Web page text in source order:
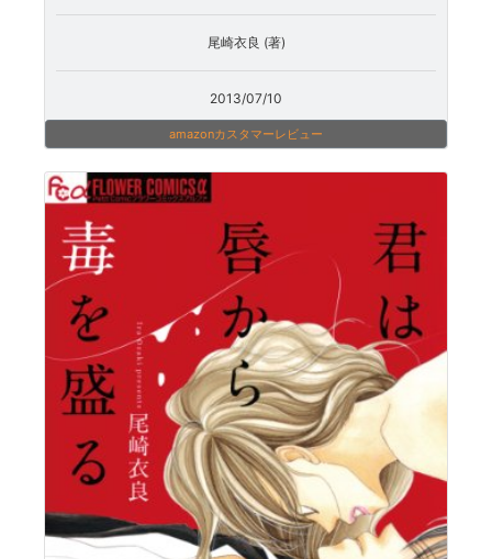
尾崎衣良 (著)
2013/07/10
amazonカスタマーレビュー